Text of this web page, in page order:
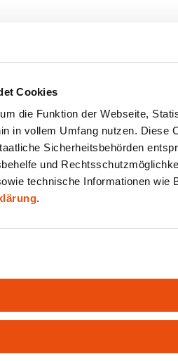
Cookies
die Funktion der Webseite,
in vollem Umfang nutzen.
Sicherheitsbehörden
und
technische Informationen wie
.